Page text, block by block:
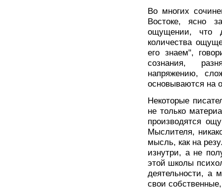
Во многих
Востоке, ясно
ощущении, что
количества
его знаем",
сознания,
напряжению,
основываются на
Некоторые
не только
производятся
Мыслителя,
мысль, как на
изнутри, а не
этой школы
деятельности, а
свои